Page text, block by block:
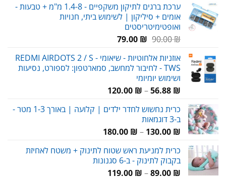
ערכת ברגים לתיקון משקפיים - 1.4-8 מ"מ + טבעות -
אומים + סיליקון | לשימוש ביתי, חנויות
ואופטימיטריסטים
90.00₪
המחיר
היה:
90.00 ₪.
79.00 ₪
המחיר
הוא:
79.00 ₪.
אוזניות אלחוטיות - שיאומי REDMI AIRDOTS 2 / S -
TWS - לחיבור למחשב, סמארטפון: לספורט, נסיעות
ושימוש יומיומי
56.88 ₪
–
120.00 ₪
כרית נחשוש לחדר ילדים | קלועה | באורך 1-3 מטר -
ב-3 דוגמאות
130.00 ₪
–
180.00 ₪
עד
כרית למניעת ראש שטוח לתינוק + משטח לאחיזת
בקבוק לתינוק - ב-6 סגנונות
89.00 ₪
–
119.00 ₪